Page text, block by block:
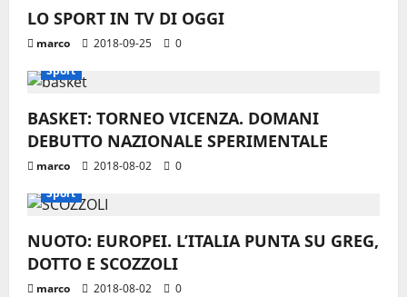
o
n
e
a
r
t
i
LO SPORT IN TV DI OGGI
marco 2018-09-25
0
Sport
BASKET: TORNEO VICENZA. DOMANI
DEBUTTO NAZIONALE SPERIMENTALE
marco 2018-08-02
0
Sport
NUOTO: EUROPEI. L’ITALIA PUNTA SU GREG,
DOTTO E SCOZZOLI
marco 2018-08-02 0